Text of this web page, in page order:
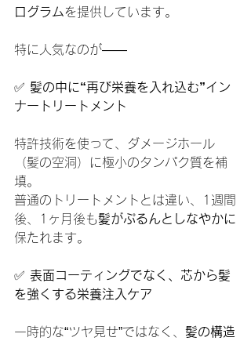
ログラムを提供しています。
特に人気なのが――
✅ 髪の中に“再び栄養を入れ込む”イン
ナートリートメント
特許技術を使って、ダメージホール
（髪の空洞）に極小のタンパク質を補
填。
普通のトリートメントとは違い、1週間
後、1ヶ月後も髪がぷるんとしなやかに
保たれます。
✅ 表面コーティングでなく、芯から髪
を強くする栄養注入ケア
一時的な“ツヤ見せ”ではなく、 髪の構造